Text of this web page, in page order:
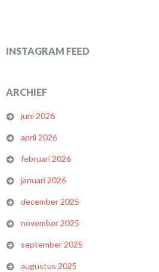
INSTAGRAM FEED
ARCHIEF
juni 2026
april 2026
februari 2026
januari 2026
december 2025
november 2025
september 2025
augustus 2025